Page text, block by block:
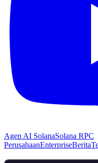
Agen AI SolanaSolana RPC
PerusahaanEnterpriseBerita